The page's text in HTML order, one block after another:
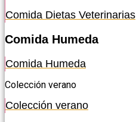
Comida Dietas Veterinarias
Comida Humeda
Comida Humeda
Colección verano
Colección verano